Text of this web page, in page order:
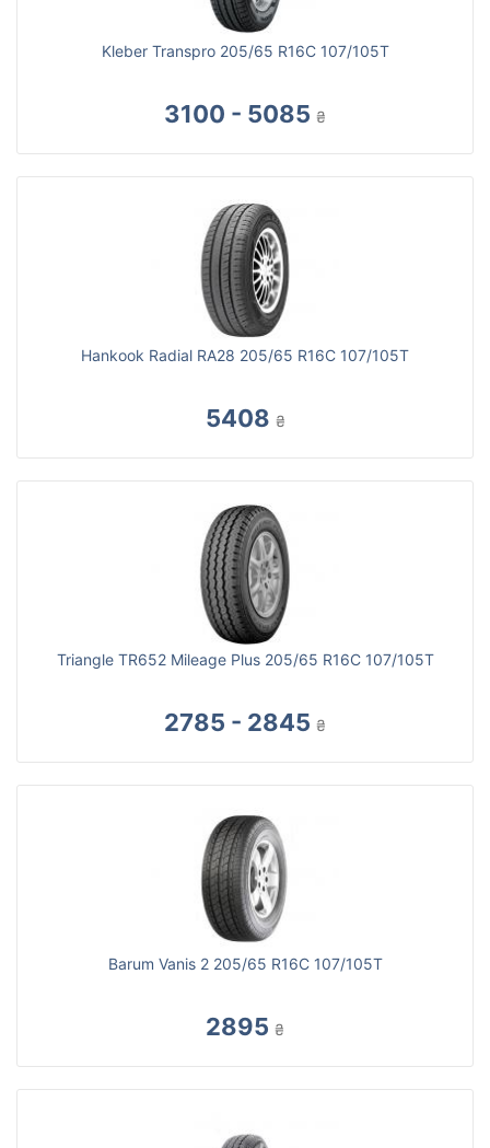
Kleber Transpro 205/65 R16C 107/105T
3100 - 5085 ₴
Hankook Radial RA28 205/65 R16C 107/105T
5408 ₴
Triangle TR652 Mileage Plus 205/65 R16C 107/105T
2785 - 2845 ₴
Barum Vanis 2 205/65 R16C 107/105T
2895 ₴